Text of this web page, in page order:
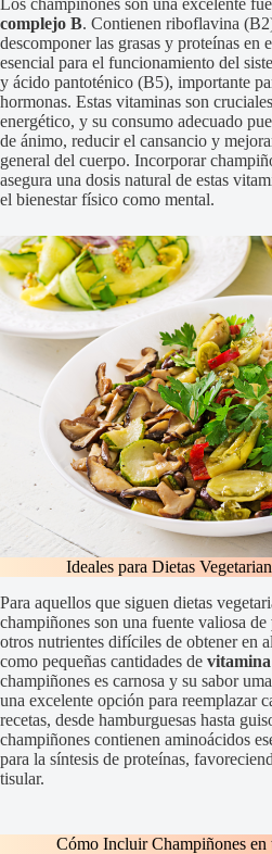
Los champiñones son una excelente
complejo B. Contienen riboflavina
descomponer las grasas y proteínas en
esencial para el funcionamiento del
y ácido pantoténico (B5), importante
hormonas. Estas vitaminas son
energético, y su consumo adecuado
de ánimo, reducir el cansancio y
general del cuerpo. Incorporar
asegura una dosis natural de estas
el bienestar físico como mental.
Ideales para Dietas
Para aquellos que siguen dietas
champiñones son una fuente valiosa de
otros nutrientes difíciles de obtener en
como pequeñas cantidades de
champiñones es carnosa y su sabor
una excelente opción para reemplazar
recetas, desde hamburguesas hasta
champiñones contienen aminoácidos
para la síntesis de proteínas,
tisular.
Cómo Incluir Champiñones